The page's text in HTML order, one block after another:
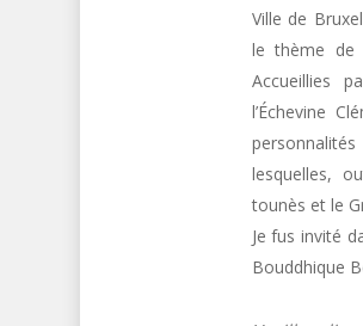
Ville de
le thème de
Accueil­lies
l’Échevine
lesquelles,
tounès et le
Je fus invité
Boud­dhique